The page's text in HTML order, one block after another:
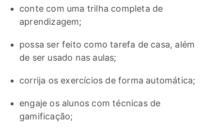
conte com uma trilha completa de
aprendizagem;
possa ser feito como tarefa de casa, além
de ser usado nas aulas;
corrija os exercícios de forma automática;
engaje os alunos com técnicas de
gamificação;